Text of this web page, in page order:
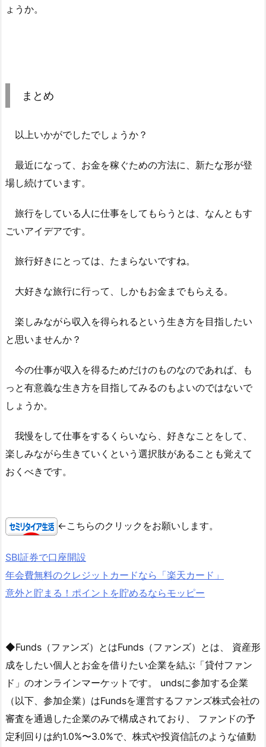
ょうか。
まとめ
以上いかがでしたでしょうか？
最近になって、お金を稼ぐための方法に、新たな形が登
場し続けています。
旅行をしている人に仕事をしてもらうとは、なんともす
ごいアイデアです。
旅行好きにとっては、たまらないですね。
大好きな旅行に行って、しかもお金までもらえる。
楽しみながら収入を得られるという生き方を目指したい
と思いませんか？
今の仕事が収入を得るためだけのものなのであれば、も
っと有意義な生き方を目指してみるのもよいのではないで
しょうか。
我慢をして仕事をするくらいなら、好きなことをして、
楽しみながら生きていくという選択肢があることも覚えて
おくべきです。
←こちらのクリックをお願いします。
SBI証券で口座開設
年会費無料のクレジットカードなら「楽天カード」
意外と貯まる！ポイントを貯めるならモッピー
◆Funds（ファンズ）とはFunds（ファンズ）とは、 資産形
成をしたい個人とお金を借りたい企業を結ぶ「貸付ファン
ド」のオンラインマーケットです。 undsに参加する企業
（以下、参加企業）はFundsを運営するファンズ株式会社の
審査を通過した企業のみで構成されており、 ファンドの予
定利回りは約1.0%〜3.0%で、株式や投資信託のような値動